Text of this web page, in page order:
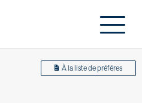
À la liste de préféres